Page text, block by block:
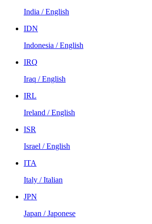
India / English
IDN
Indonesia / English
IRQ
Iraq / English
IRL
Ireland / English
ISR
Israel / English
ITA
Italy / Italian
JPN
Japan / Japonese